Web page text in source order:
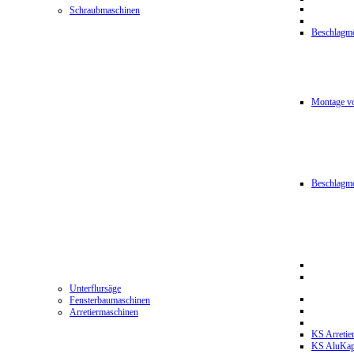
Schraubmaschinen
Montage
Unterflursäge
Fensterbaumaschinen
Arretiermaschinen
KS
KS